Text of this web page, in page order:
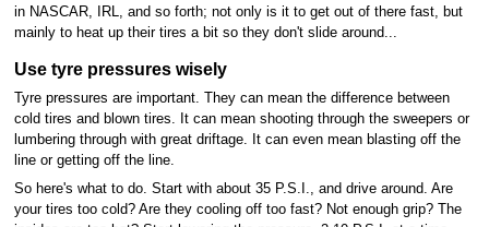
in NASCAR, IRL, and so forth; not only is it to get out of there fast, but
mainly to heat up their tires a bit so they don't slide around...
Use tyre pressures wisely
Tyre pressures are important. They can mean the difference between
cold tires and blown tires. It can mean shooting through the sweepers or
lumbering through with great driftage. It can even mean blasting off the
line or getting off the line.
So here's what to do. Start with about 35 P.S.I., and drive around. Are
your tires too cold? Are they cooling off too fast? Not enough grip? The